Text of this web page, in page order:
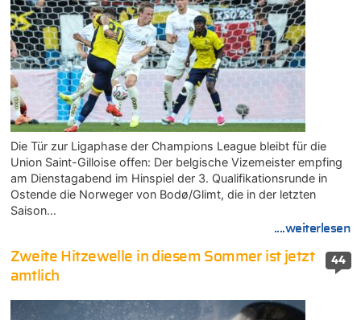
Die Tür zur Ligaphase der Champions League bleibt für die
Union Saint-Gilloise offen: Der belgische Vizemeister empfing
am Dienstagabend im Hinspiel der 3. Qualifikationsrunde in
Ostende die Norweger von Bodø/Glimt, die in der letzten
Saison…
....weiterlesen
44
Zweite Hitzewelle in diesem Sommer ist jetzt
amtlich